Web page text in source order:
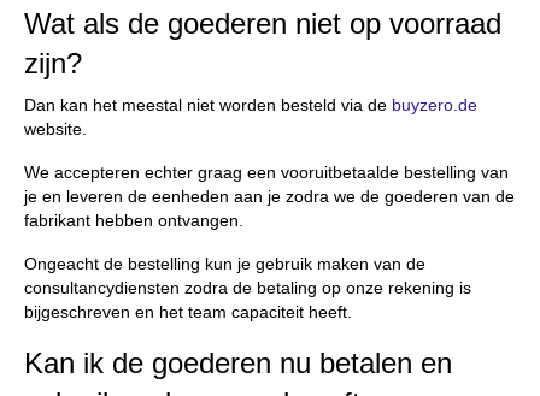
Wat als de goederen niet op voorraad
zijn?
Dan kan het meestal niet worden besteld via de buyzero.de
website.
We accepteren echter graag een vooruitbetaalde bestelling van
je en leveren de eenheden aan je zodra we de goederen van de
fabrikant hebben ontvangen.
Ongeacht de bestelling kun je gebruik maken van de
consultancydiensten zodra de betaling op onze rekening is
bijgeschreven en het team capaciteit heeft.
Kan ik de goederen nu betalen en